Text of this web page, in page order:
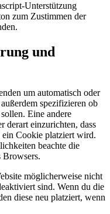
Unterstützung
zum Zustimmen der
und
um automatisch oder
spezifizieren ob
Eine andere
derart einzurichten, dass
Cookie platziert wird.
beachte die
Browsers.
möglicherweise nicht
sind. Wenn du die
diese neu platziert, wenn